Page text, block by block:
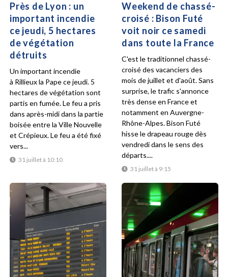
Près de Lyon : un
important incendie
ce jeudi, 5 hectares
de végétation
détruits
31 juillet à 10:10
Un important incendie
à Rillieux la Pape ce jeudi. 5
hectares de végétation sont
partis en fumée. Le feu a pris
dans après-midi dans la partie
boisée entre la Ville Nouvelle
et Crépieux. Le feu a été fixé
vers...
Weekend de chassé-
croisé : Bison Futé
voit noir ce samedi
dans toute la France
31 juillet à 9:15
C'est le traditionnel chassé-
croisé des vacanciers des
mois de juillet et d'août. Sans
surprise, le trafic s'annonce
très dense en France et
notamment en Auvergne-
Rhône-Alpes. Bison Futé
hisse le drapeau rouge dès
vendredi dans le sens des
départs....